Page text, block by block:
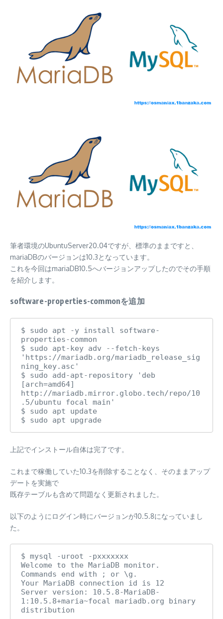
筆者環境のUbuntuServer20.04ですが、標準のままですと、
mariaDBのバージョンは10.3となっています。
これを今回はmariaDB10.5へバージョンアップしたのでその手順
を紹介します。
software-properties-commonを追加
$ sudo apt -y install software-
properties-common
$ sudo apt-key adv --fetch-keys
'https://mariadb.org/mariadb_release_sig
ning_key.asc'
$ sudo add-apt-repository 'deb
[arch=amd64]
http://mariadb.mirror.globo.tech/repo/10
.5/ubuntu focal main'
$ sudo apt update
$ sudo apt upgrade
上記でインストール自体は完了です。
これまで稼働していた10.3を削除することなく、そのままアップ
デートを実施で
既存テーブルも含めて問題なく更新されました。
以下のようにログイン時にバージョンが10.5.8になっていまし
た。
$ mysql -uroot -pxxxxxxx
Welcome to the MariaDB monitor.
Commands end with ; or \g.
Your MariaDB connection id is 12
Server version: 10.5.8-MariaDB-
1:10.5.8+maria~focal mariadb.org binary
distribution